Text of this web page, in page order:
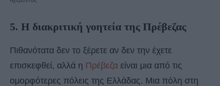
5. Η διακριτική γοητεία της Πρέβεζας
Πιθανότατα δεν το ξέρετε αν δεν την έχετε
επισκεφθεί, αλλά η Πρέβεζα είναι μια από τις
ομορφότερες πόλεις της Ελλάδας. Μια πόλη στη